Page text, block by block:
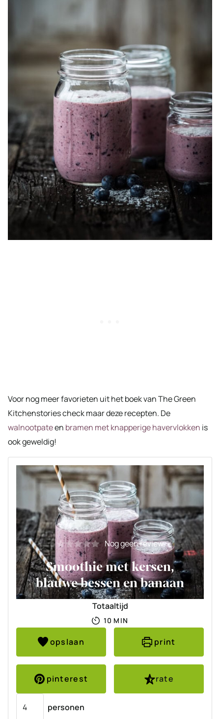
Voor nog meer favorieten uit het boek van The Green
Kitchenstories check maar deze recepten. De
walnootpateen bramen met knapperige havervlokken is
ook geweldig!
Nog geen review
Smoothie met kersen,
blauwe bessen en banaan
Totaaltijd
10 MINUTEN
MIN
opslaan print
pinterest
rate
personen